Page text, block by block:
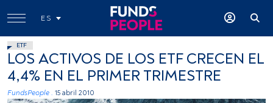
ES
ETF
LOS ACTIVOS DE LOS ETF CRECEN EL
4,4% EN EL PRIMER TRIMESTRE
FundsPeople . 15 abril 2010